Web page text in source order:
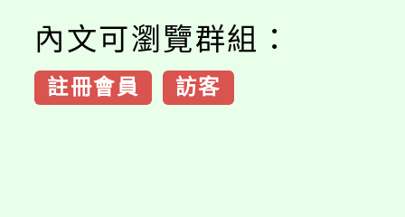
內文可瀏覽群組：
註冊會員 訪客